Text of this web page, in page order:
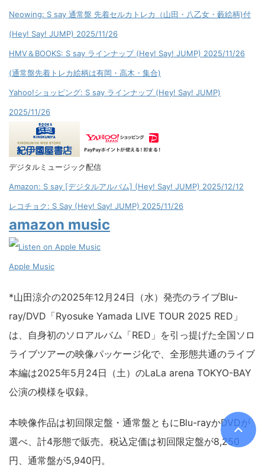
Neowing: S say 通常盤 先着セルカトレカ（山田・八乙女・藪絵柄)付
(Hey! Say! JUMP) 2025/11/26
HMV＆BOOKS: S say ラインナップ (Hey! Say! JUMP) 2025/11/26
(通常盤先着トレカ絵柄は有岡・高木・集合)
Yahoo!ショッピング: S say ラインナップ (Hey! Say! JUMP)
2025/11/26
デジタルミュージック配信
Amazon: S say [デジタルアルバム] (Hey! Say! JUMP) 2025/12/12
レコチョク: S Say (Hey! Say! JUMP) 2025/11/26
amazon music
Apple Music
*山田涼介の2025年12月24日（水）発売のライブBlu-
ray/DVD「Ryosuke Yamada LIVE TOUR 2025 RED」
は、自身初のソロアルバム「RED」を引っ提げた全国ソロ
ライブツアーの映像パッケージ化で、全形態共通のライブ
本編は2025年5月24日（土）のLaLa arena TOKYO-BAY
公演の模様を収録。
本映像作品は初回限定盤・通常盤ともにBlu-rayかDVDが
選べ、計4形態で販売。税込定価は初回限定盤が8,250
円、通常盤が5,940円。